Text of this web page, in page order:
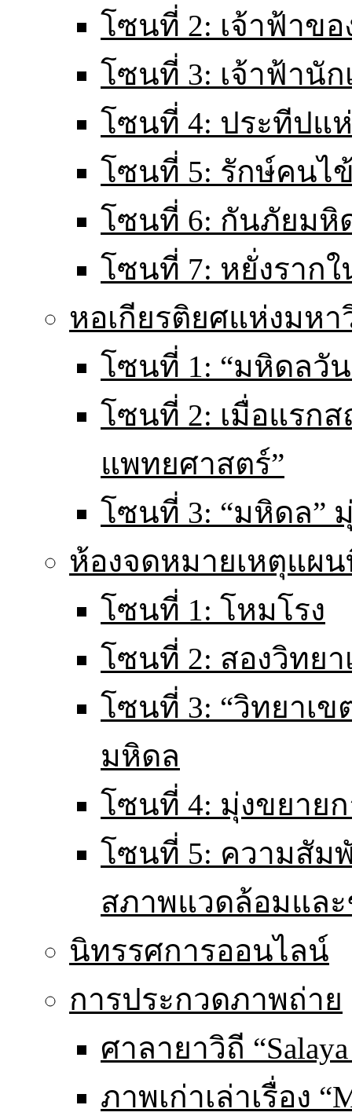
โซนที่ 2: เจ้าฟ้าข
โซนที่ 3: เจ้าฟ้านัก
โซนที่ 4: ประทีปแ
โซนที่ 5: รักษ์คนไ
โซนที่ 6: กันภัยมหิ
โซนที่ 7: หยั่งราก
หอเกียรติยศแห่งมห
โซนที่ 1: “มหิดลวั
โซนที่ 2: เมื่อแรก
แพทยศาสตร์”
โซนที่ 3: “มหิดล”
ห้องจดหมายเหตุแผ
โซนที่ 1: โหมโรง
โซนที่ 2: สองวิทย
โซนที่ 3: “วิทยาเ
มหิดล
โซนที่ 4: มุ่งขยาย
โซนที่ 5: ความสัม
สภาพแวดล้อมแล
นิทรรศการออนไลน์
การประกวดภาพถ่าย
ศาลายาวิถี
ภาพเก่าเล่าเรื่อง